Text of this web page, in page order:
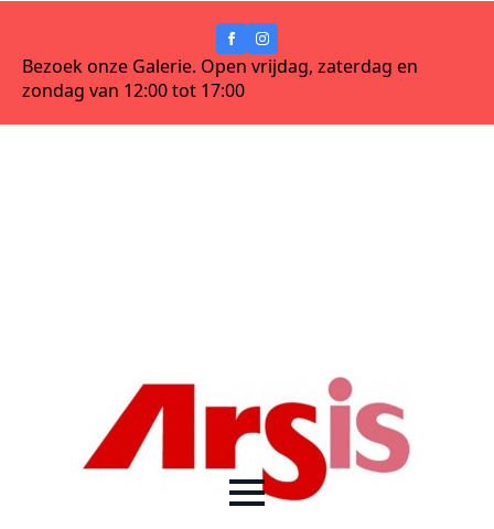
Bezoek onze Galerie. Open vrijdag, zaterdag en
zondag van 12:00 tot 17:00